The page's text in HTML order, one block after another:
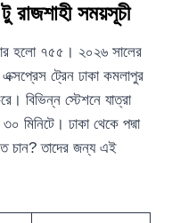
রাজশাহী সময়সূচী
হলো ৭৫৫। ২০২৬ সালের
ট্রেন ঢাকা কমলাপুর
বিভিন্ন স্টেশনে যাত্রা
মিনিটে। ঢাকা থেকে পদ্মা
চান? তাদের জন্য এই